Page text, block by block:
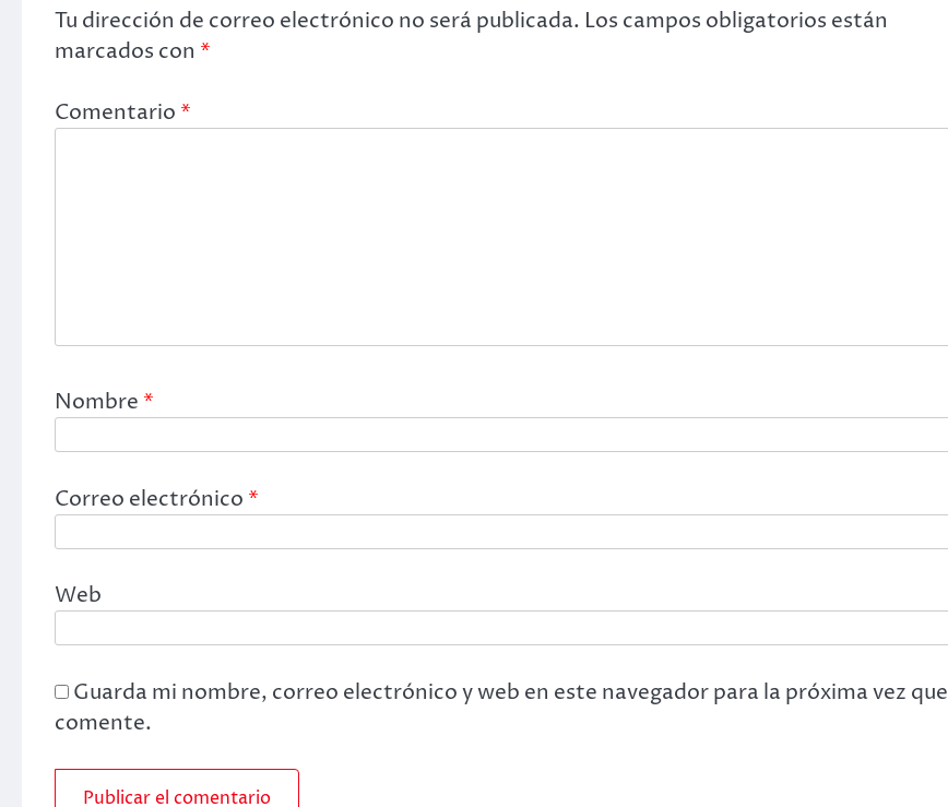
Tu dirección de correo electrónico no será publicada. Los campos obligatorios están
marcados con *
Comentario *
Nombre *
Correo electrónico *
Web
Guarda mi nombre, correo electrónico y web en este navegador para la próxima vez que
comente.